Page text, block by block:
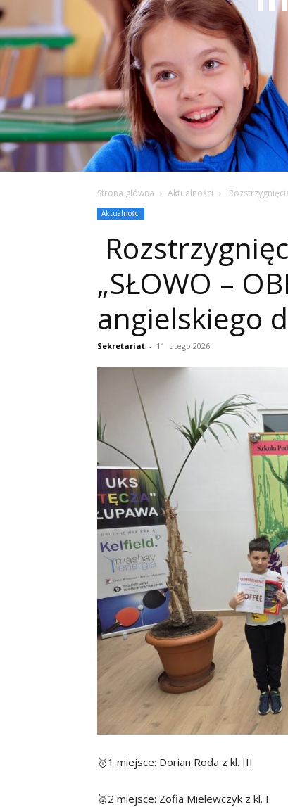
Strona główna Aktualności
Aktualności
„SŁOWO –
angielskiego
Sekretariat - 11 lutego 2026
🥇1 miejsce: Dorian Roda z kl. III
🥈2 miejsce: Zofia Mielewczyk z kl. I